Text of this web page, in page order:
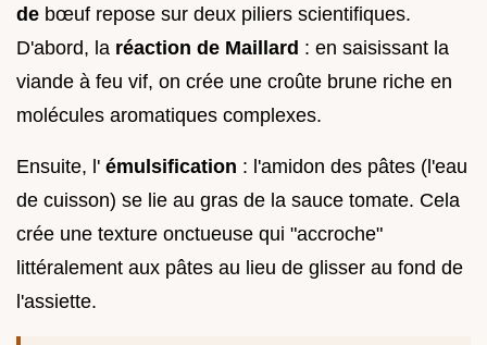
de bœuf repose sur deux piliers scientifiques.
D'abord, la réaction de Maillard : en saisissant la
viande à feu vif, on crée une croûte brune riche en
molécules aromatiques complexes.
Ensuite, l' émulsification : l'amidon des pâtes (l'eau
de cuisson) se lie au gras de la sauce tomate. Cela
crée une texture onctueuse qui "accroche"
littéralement aux pâtes au lieu de glisser au fond de
l'assiette.